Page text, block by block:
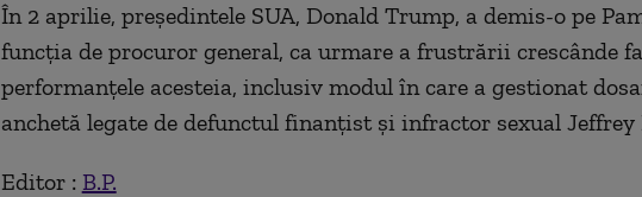
În 2 aprilie, preşedintele SUA, Donald Trump, a demis-o pe
funcţia de procuror general, ca urmare a frustrării crescânde
performanţele acesteia, inclusiv modul în care a gestionat
anchetă legate de defunctul finanţist şi infractor sexual Jeffrey
Editor : B.P.